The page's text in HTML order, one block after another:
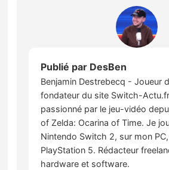
Publié par DesBen
Benjamin Destrebecq - Joueur
fondateur du site Switch-
passionné par le jeu-vidéo
of Zelda: Ocarina of Time. Je
Nintendo Switch 2, sur mon
PlayStation 5. Rédacteur
hardware et software.